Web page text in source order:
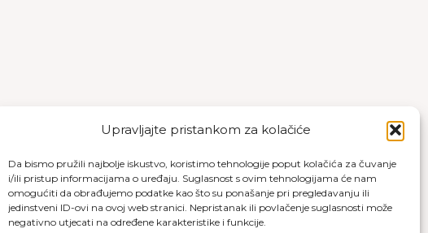
Upravljajte pristankom za kolačiće
Da bismo pružili najbolje iskustvo, koristimo tehnologije poput kolačića za čuvanje
i/ili pristup informacijama o uređaju. Suglasnost s ovim tehnologijama će nam
omogućiti da obrađujemo podatke kao što su ponašanje pri pregledavanju ili
jedinstveni ID-ovi na ovoj web stranici. Nepristanak ili povlačenje suglasnosti može
negativno utjecati na određene karakteristike i funkcije.